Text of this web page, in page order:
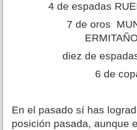
4 de espadas
7 de oros
diez de
6 de
En el pasado sí has
posición pasada, aunque